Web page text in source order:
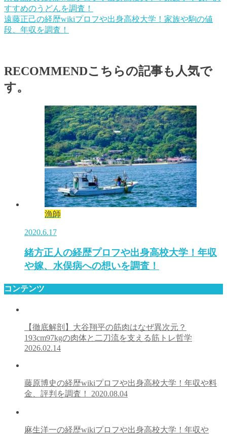
すすめのうどんを調査！
遠藤正己の経歴wikiプロフや出身高校大学！家族や駒の値
段、年収を調査！
RECOMMENDこちらの記事も人気で
す。
漁師
2020.6.17
緒方正人の経歴プロフや出身高校大学！年収
や嫁、水俣病への想いを調査！
コンテンツ
【徹底解剖】大谷翔平の筋肉はなぜ異次元？
193cm97kgの肉体と二刀流を支える筋トレ哲学
2026.02.14
藤原博史の経歴wikiプロフや出身高校大学！年収や料
金、評判を調査！ 2020.08.04
麻生洋一の経歴wikiプロフや出身高校大学！年収や